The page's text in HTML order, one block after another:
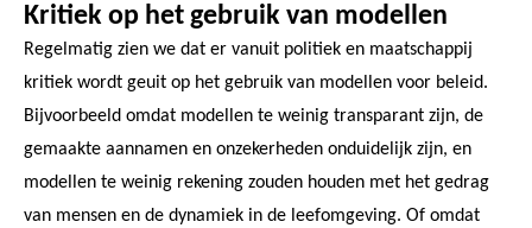
Kritiek op het gebruik van modellen
Regelmatig zien we dat er vanuit politiek en maatschappij
kritiek wordt geuit op het gebruik van modellen voor beleid.
Bijvoorbeeld omdat modellen te weinig transparant zijn, de
gemaakte aannamen en onzekerheden onduidelijk zijn, en
modellen te weinig rekening zouden houden met het gedrag
van mensen en de dynamiek in de leefomgeving. Of omdat